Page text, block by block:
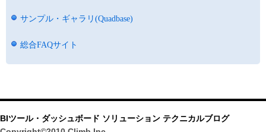
サンプル・ギャラリ(Quadbase)
総合FAQサイト
BIツール・ダッシュボード ソリューション テクニカルブログ